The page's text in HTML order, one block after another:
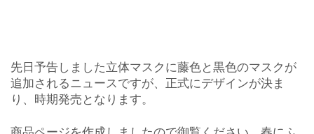
先日予告しました立体マスクに藤色と黒色のマスクが
追加されるニュースですが、正式にデザインが決ま
り、時期発売となります。